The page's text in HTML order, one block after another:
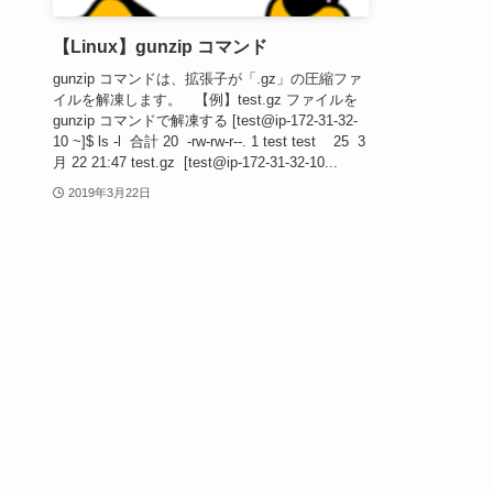
【Linux】gunzip コマンド
gunzip コマンドは、拡張子が「.gz」の圧縮ファ
イルを解凍します。 【例】test.gz ファイルを
gunzip コマンドで解凍する [test@ip-172-31-32-
10 ~]$ ls -l 合計 20 -rw-rw-r--. 1 test test 25 3
月 22 21:47 test.gz [test@ip-172-31-32-10...
2019年3月22日